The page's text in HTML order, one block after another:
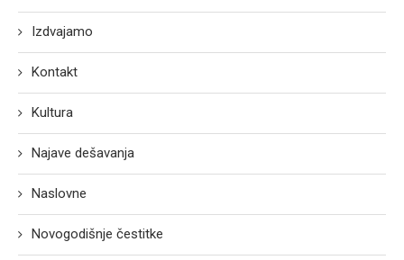
Izdvajamo
Kontakt
Kultura
Najave dešavanja
Naslovne
Novogodišnje čestitke